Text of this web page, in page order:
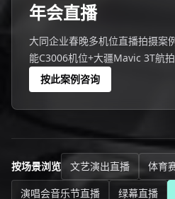
年会直播
大同企业春晚多机位直播拍摄
能C3006机位+大疆Mavic 3T航
同团队 大同一家企业764人线下
按此案例咨询
按场景浏览 文艺演出直播 体育
演唱会音乐节直播
绿幕直播